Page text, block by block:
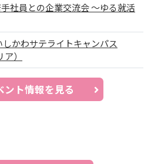
社員との企業交流会 ～ゆる就活
かわサテライトキャンパス
）
ント情報を見る